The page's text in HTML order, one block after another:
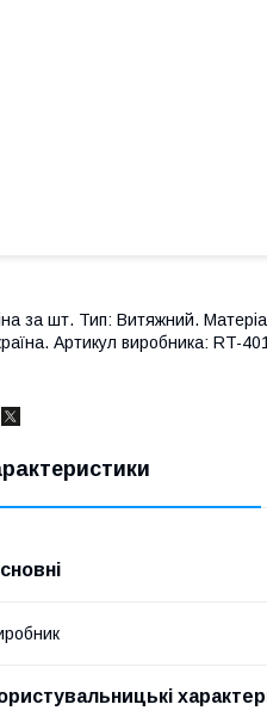
за шт. Тип: Витяжний.
Артикул виробника: RT-